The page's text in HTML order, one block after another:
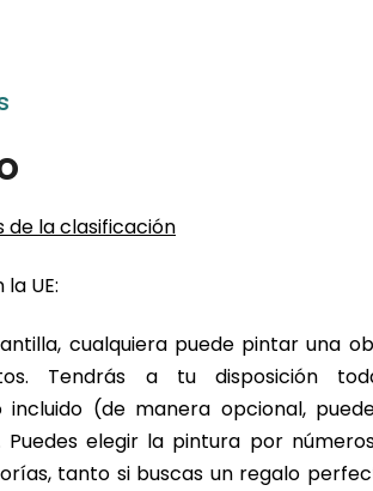
de la clasificación
UE:
cualquiera puede pintar una
Tendrás a tu disposición
incluido (de manera opcional,
elegir la pintura por
tanto si buscas un regalo